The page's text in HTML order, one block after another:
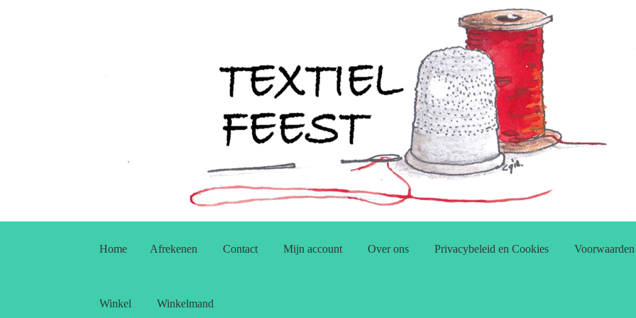
door
naar
Home Afrekenen Contact Mijn account Over ons Privacybeleid en Cookies Voorwaarden
Winkel Winkelmand